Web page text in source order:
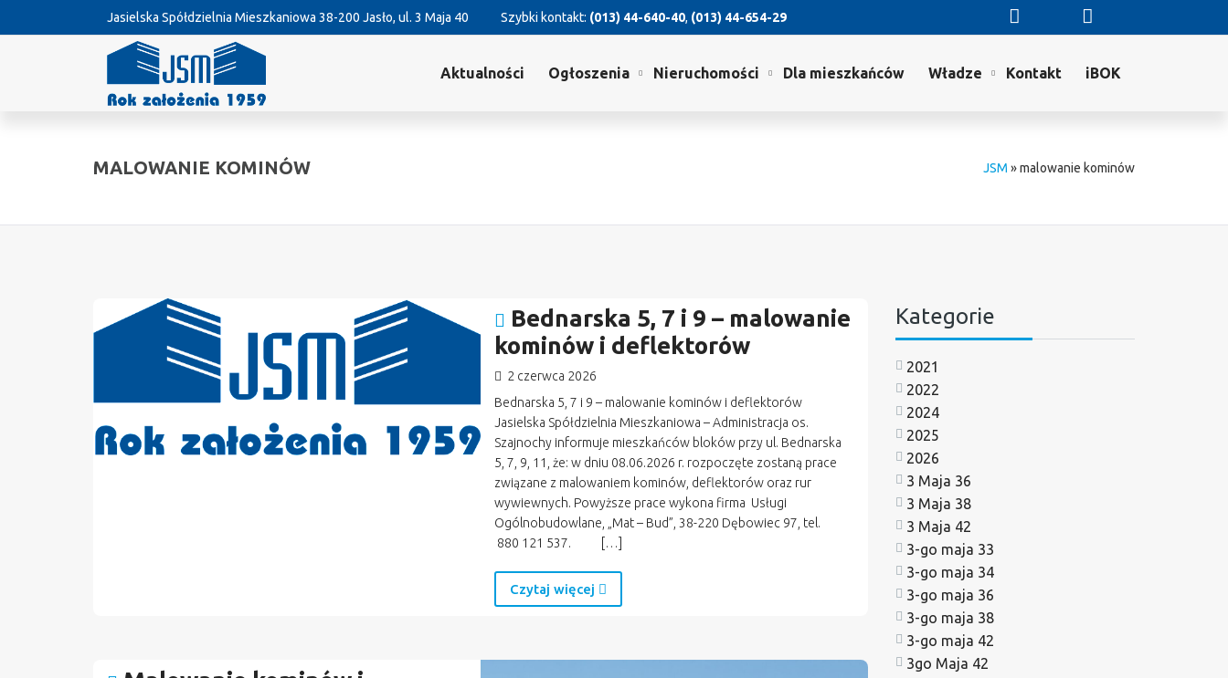
Jasielska Spółdzielnia Mieszkaniowa 38-200 Jasło, ul. 3 Maja 40 Szybki kontakt: (013) 44-640-40, (013) 44-654-29
Aktualności Ogłoszenia Nieruchomości Dla mieszkańców Władze Kontakt iBOK
MALOWANIE KOMINÓW JSM »malowanie kominów
Bednarska 5, 7 i 9 – malowanie
kominów i deflektorów
2 czerwca 2026
Bednarska 5, 7 i 9 – malowanie kominów i deflektorów
Jasielska Spółdzielnia Mieszkaniowa – Administracja os.
Szajnochy informuje mieszkańców bloków przy ul. Bednarska
5, 7, 9, 11, że: w dniu 08.06.2026 r. rozpoczęte zostaną prace
związane z malowaniem kominów, deflektorów oraz rur
wywiewnych. Powyższe prace wykona firma Usługi
Ogólnobudowlane, „Mat – Bud”, 38-220 Dębowiec 97, tel.
880 121 537. […]
Czytaj więcej
Kategorie
2021
2022
2024
2025
2026
3 Maja 36
3 Maja 38
3 Maja 42
3-go maja 33
3-go maja 34
3-go maja 36
3-go maja 38
3-go maja 42
3go Maja 42